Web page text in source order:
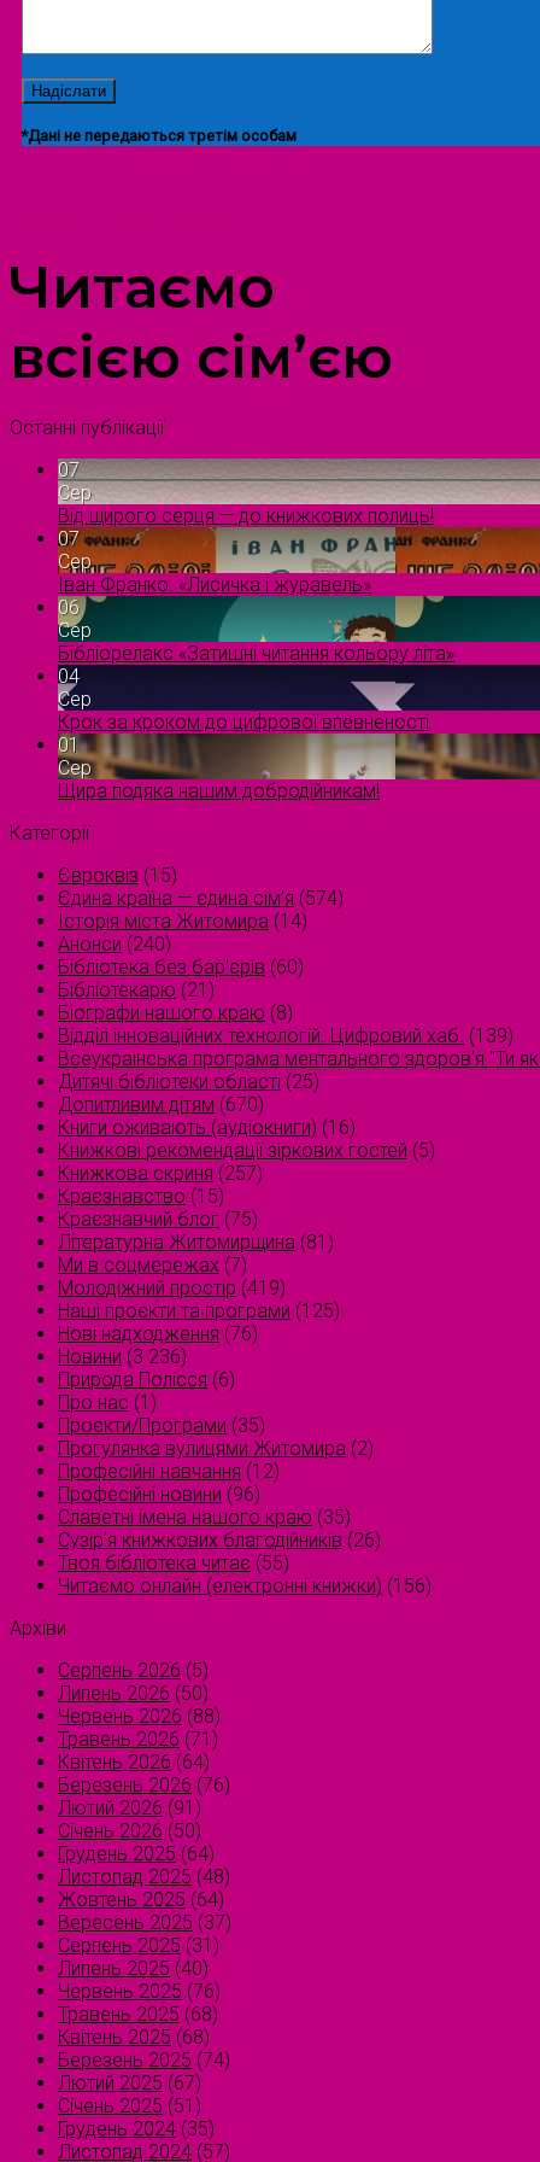
*Дані не передаються третім особам
Читаємо
всією сім’єю
Останні публікації
07
Сер
Від щирого серця — до книжкових полиць!
07
Сер
Іван Франко. «Лисичка і журавель»
06
Сер
Бібліорелакс «Затишні читання кольору літа»
04
Сер
Крок за кроком до цифрової впевненості
01
Сер
Щира подяка нашим добродійникам!
Категорії
Євроквіз (15)
Єдина країна — єдина сім’я (574)
Історія міста Житомира (14)
Анонси (240)
Бібліотека без бар'єрів (60)
Бібліотекарю (21)
Біографи нашого краю (8)
Відділ інноваційних технологій. Цифровий хаб. (139)
Всеукраїнська програма ментального здоров'я "Ти
Дитячі бібліотеки області (25)
Допитливим дітям (670)
Книги оживають (аудіокниги) (16)
Книжкові рекомендації зіркових гостей (5)
Книжкова скриня (257)
Краєзнавство (15)
Краєзнавчий блог (75)
Літературна Житомирщина (81)
Ми в соцмережах (7)
Молодіжний простір (419)
Наші проєкти та програми (125)
Нові надходження (76)
Новини (3 236)
Природа Полісся (6)
Про нас (1)
Проєкти/Програми (35)
Прогулянка вулицями Житомира (2)
Професійні навчання (12)
Професійні новини (96)
Славетні імена нашого краю (35)
Сузірʼя книжкових благодійників (26)
Твоя бібліотека читає (55)
Читаємо онлайн (електронні книжки) (156)
Архіви
Серпень 2026 (5)
Липень 2026 (50)
Червень 2026 (88)
Травень 2026 (71)
Квітень 2026 (64)
Березень 2026 (76)
Лютий 2026 (91)
Січень 2026 (50)
Грудень 2025 (64)
Листопад 2025 (48)
Жовтень 2025 (64)
Вересень 2025 (37)
Серпень 2025 (31)
Липень 2025 (40)
Червень 2025 (76)
Травень 2025 (68)
Квітень 2025 (68)
Березень 2025 (74)
Лютий 2025 (67)
Січень 2025 (51)
Грудень 2024 (35)
Листопад 2024 (57)